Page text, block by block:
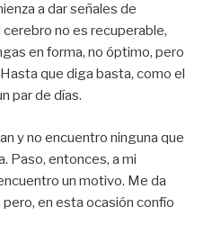
a dar señales de
no es recuperable,
en forma, no óptimo, pero
que diga basta, como el
par de días.
y no encuentro ninguna que
Paso, entonces, a mi
un motivo. Me da
en esta ocasión confío